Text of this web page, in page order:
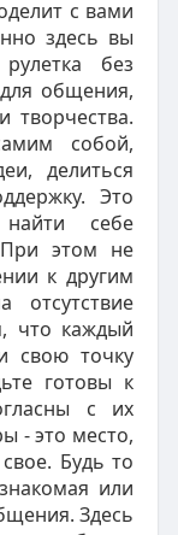
с вами
здесь вы
без
общения,
творчества.
собой,
делиться
Это
себе
этом не
к другим
отсутствие
что каждый
свою точку
готовы к
с их
- это место,
Будь то
или
Здесь